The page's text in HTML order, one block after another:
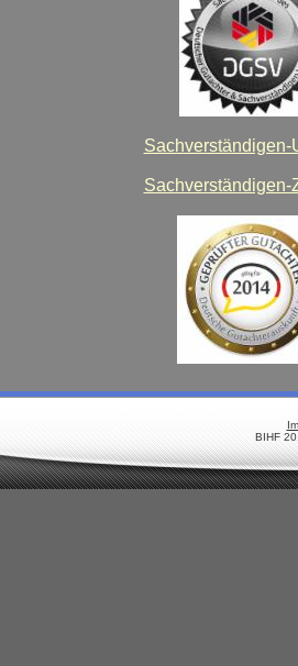
Sachverständigen-
Sachverständigen-
BIHF